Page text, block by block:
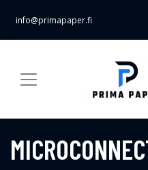
info@primapaper.fi